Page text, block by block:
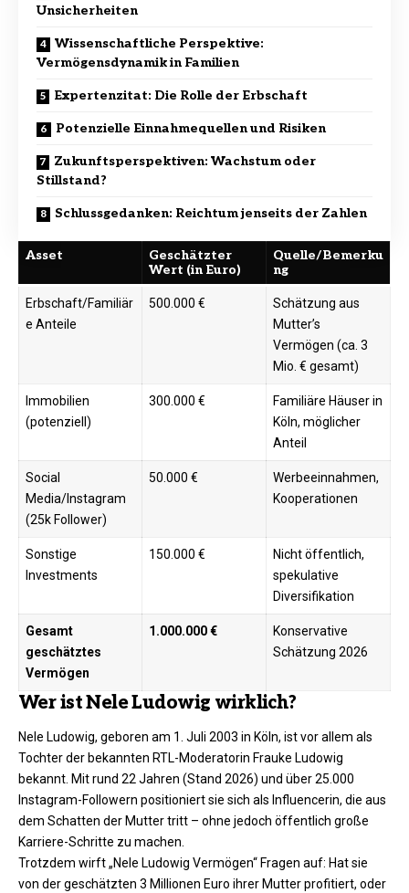
Unsicherheiten
Wissenschaftliche Perspektive:
Vermögensdynamik in Familien
Expertenzitat: Die Rolle der Erbschaft
Potenzielle Einnahmequellen und Risiken
Zukunftsperspektiven: Wachstum oder
Stillstand?
Schlussgedanken: Reichtum jenseits der Zahlen
Asset
Geschätzter
Wert (in Euro)
Quelle/Bemerku
ng
Erbschaft/Familiär
e Anteile
500.000 €
Schätzung aus
Mutter’s
Vermögen (ca. 3
Mio. € gesamt)
Immobilien
(potenziell)
300.000 €
Familiäre Häuser in
Köln, möglicher
Anteil
Social
Media/Instagram
(25k Follower)
50.000 €
Werbeeinnahmen,
Kooperationen
Sonstige
Investments
150.000 €
Nicht öffentlich,
spekulative
Diversifikation
Gesamt
geschätztes
Vermögen
1.000.000 €
Konservative
Schätzung 2026
Wer ist Nele Ludowig wirklich?
Nele Ludowig, geboren am 1. Juli 2003 in Köln, ist vor allem als
Tochter der bekannten RTL-Moderatorin Frauke Ludowig
bekannt. Mit rund 22 Jahren (Stand 2026) und über 25.000
Instagram-Followern positioniert sie sich als Influencerin, die aus
dem Schatten der Mutter tritt – ohne jedoch öffentlich große
Karriere-Schritte zu machen.
Trotzdem wirft „Nele Ludowig Vermögen“ Fragen auf: Hat sie
von der geschätzten 3 Millionen Euro ihrer Mutter profitiert, oder